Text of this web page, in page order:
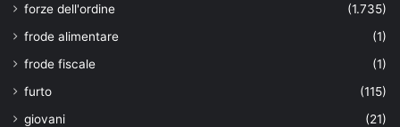
forze dell'ordine
(1.735)
frode alimentare
(1)
frode fiscale
(1)
furto
(115)
giovani
(21)